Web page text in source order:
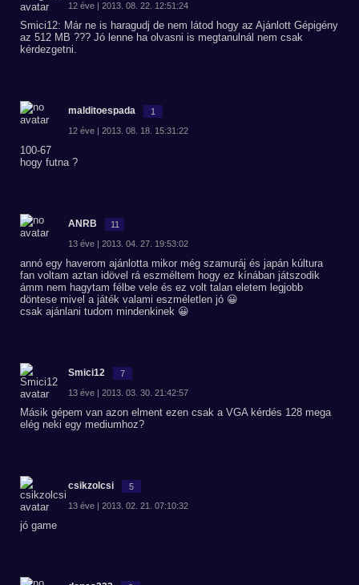
12 éve | 2013. 08. 22. 12:51:24
Smici12: Már ne is haragudj de nem látod hogy az Ajánlott Gépigény
az 512 MB ??? Jó lenne ha olvasni is megtanulnál nem csak
kérdezgetni.
malditoespada 1
12 éve | 2013. 08. 18. 15:31:22
100-67
hogy futna ?
ANRB 11
13 éve | 2013. 04. 27. 19:53:02
annó egy haverom ajánlotta mikor még szamuráj és japán kúltura
fan voltam aztan idövel rá eszméltem hogy ez kínában játszodik
ámm nem hagytam félbe vele és ez volt talan eletem legjobb
döntese mivel a játék valami eszméletlen jó 😀
csak ajánlani tudom mindenkinek 😀
Smici12 7
13 éve | 2013. 03. 30. 21:42:57
Másik gépem van azon elment ezen csak a VGA kérdés 128 mega
elég neki egy mediumhoz?
csikzolcsi 5
13 éve | 2013. 02. 21. 07:10:32
jó game